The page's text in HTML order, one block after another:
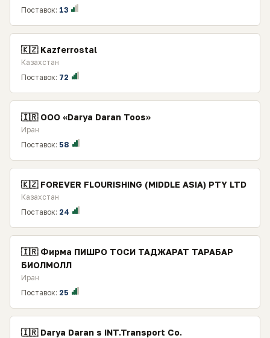
Поставок: 13
🇰🇿 Kazferrostal
Казахстан
Поставок: 72
🇮🇷 ООО «Darya Daran Toos»
Иран
Поставок: 58
🇰🇿 FOREVER FLOURISHING (MIDDLE ASIA) PTY LTD
Казахстан
Поставок: 24
🇮🇷 Фирма ПИШРО ТОСИ ТАДЖАРАТ ТАРАБАР
БИОЛМОЛЛ
Иран
Поставок: 25
🇮🇷 Darya Daran s INT.Transport Co.